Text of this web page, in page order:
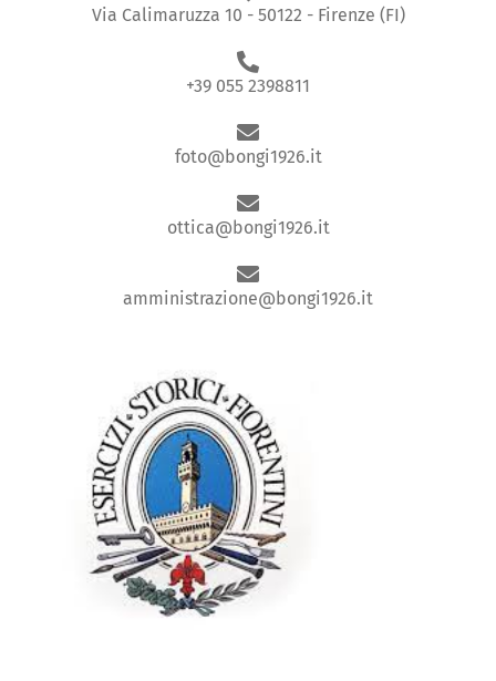
Via Calimaruzza 10 - 50122 - Firenze (FI)
+39 055 2398811
foto@bongi1926.it
ottica@bongi1926.it
amministrazione@bongi1926.it